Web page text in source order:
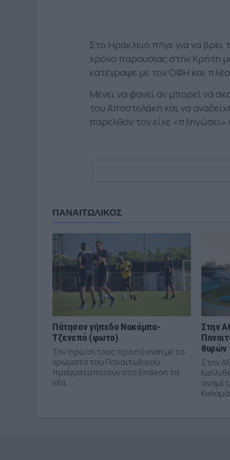
Στο Ηράκλειο πήγε για να
χρόνο παρουσίας στην Κρήτη
κατέγραψε με τον ΟΦΗ και
Μένει να φανεί αν μπορεί να
του Αποστολάκη και να
παρελθόν τον είχε
ΠΑΝΑΙΤΩΛΙΚΟΣ
Πάτησαν γήπεδο Νακάμπα-
Τζενεπό (φωτο)
Την πρώτη τους προπόνηση με τα
χρώματα του Παναιτωλικού
πραγματοποιούν στο Emileon τα
νέα...
Στην
θυρών
Στην